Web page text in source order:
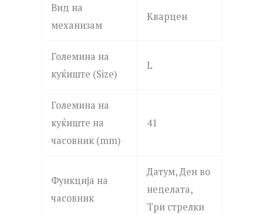
Вид на
механизам
Кварцен
Големина на
куќиште (Size)
L
Големина на
куќиште на
часовник (mm)
41
Функција на
часовник
Датум, Ден во
неделата,
Три стрелки